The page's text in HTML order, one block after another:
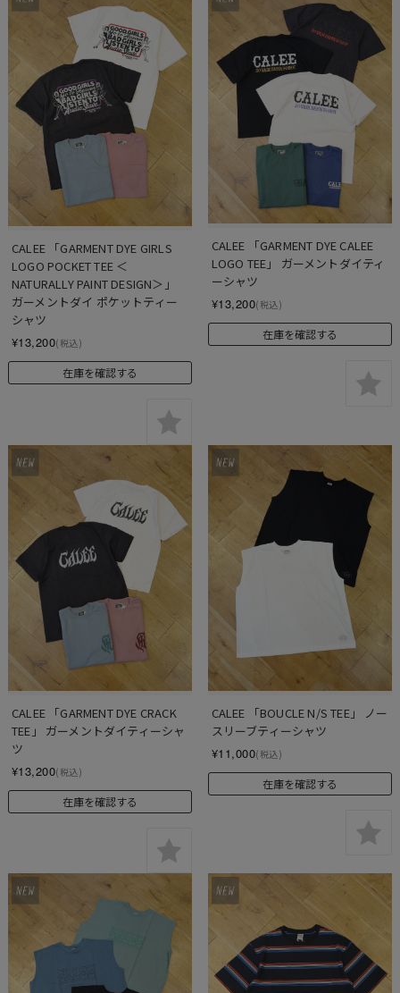
CALEE 「GARMENT DYE GIRLS
LOGO POCKET TEE ＜
NATURALLY PAINT DESIGN＞」
ガーメントダイ ポケットティー
シャツ
¥13,200(税込)
在庫を確認する
CALEE 「GARMENT DYE CALEE
LOGO TEE」 ガーメントダイティ
ーシャツ
¥13,200(税込)
在庫を確認する
CALEE 「GARMENT DYE CRACK
TEE」 ガーメントダイティーシャ
ツ
¥13,200(税込)
在庫を確認する
CALEE 「BOUCLE N/S TEE」 ノー
スリーブティーシャツ
¥11,000(税込)
在庫を確認する